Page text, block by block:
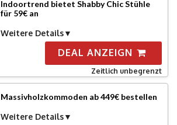
Indoortrend bietet Shabby Chic Stühle
für 59€ an
Weitere Details
DEAL ANZEIGN
Zeitlich unbegrenzt
Massivholzkommoden ab 449€ bestellen
Weitere Details